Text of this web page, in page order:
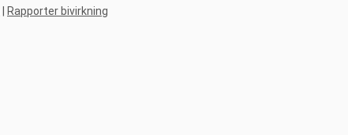
Rapporter bivirkning